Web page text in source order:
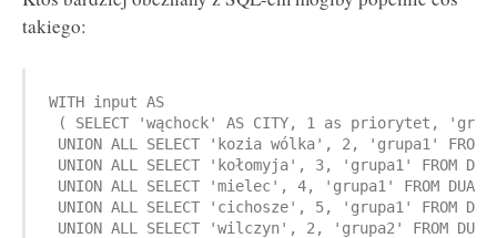
takiego:
WITH input AS
( SELECT 'wąchock' AS CITY, 1 as priorytet, 'grupa1'
UNION ALL SELECT 'kozia wólka', 2, 'grupa1' FROM
UNION ALL SELECT 'kołomyja', 3, 'grupa1' FROM
UNION ALL SELECT 'mielec', 4, 'grupa1' FROM DUAL
UNION ALL SELECT 'cichosze', 5, 'grupa1' FROM
UNION ALL SELECT 'wilczyn', 2, 'grupa2' FROM DUAL